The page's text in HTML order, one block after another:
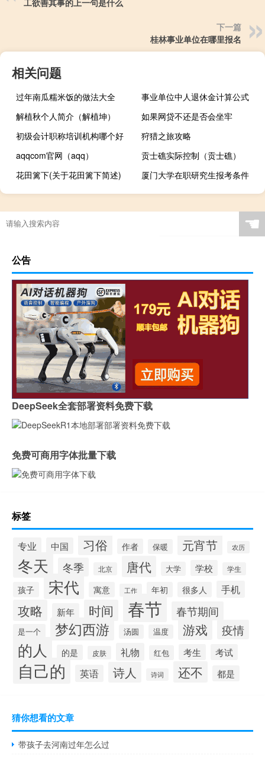
下一篇
桂林事业单位在哪里报名
相关问题
过年南瓜糯米饭的做法大全
事业单位中人退休金计算公式
解植秋个人简介（解植坤）
如果网贷不还是否会坐牢
初级会计职称培训机构哪个好
狩猎之旅攻略
aqqcom官网（aqq）
贡士礁实际控制（贡士礁）
花田篱下(关于花田篱下简述)
厦门大学在职研究生报考条件
☚
公告
DeepSeek全套部署资料免费下载
免费可商用字体批量下载
标签
专业 中国 习俗 作者 保暖 元宵节 农历
冬天 冬季 北京 唐代 大学 学校 学生
孩子 宋代 寓意 工作 年初 很多人 手机
攻略 新年 时间 春节 春节期间
是一个 梦幻西游 汤圆 温度 游戏 疫情
的人 的是 皮肤 礼物 红包 考生 考试
自己的 英语 诗人 诗词 还不 都是
猜你想看的文章
带孩子去河南过年怎么过